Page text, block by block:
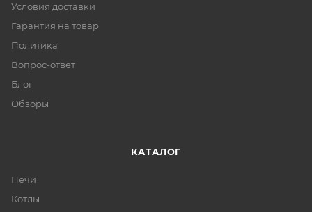
Условия доставки
Гарантия на товар
Политика
Вопрос-ответ
Блог
Обзоры
КАТАЛОГ
Печи
Котлы